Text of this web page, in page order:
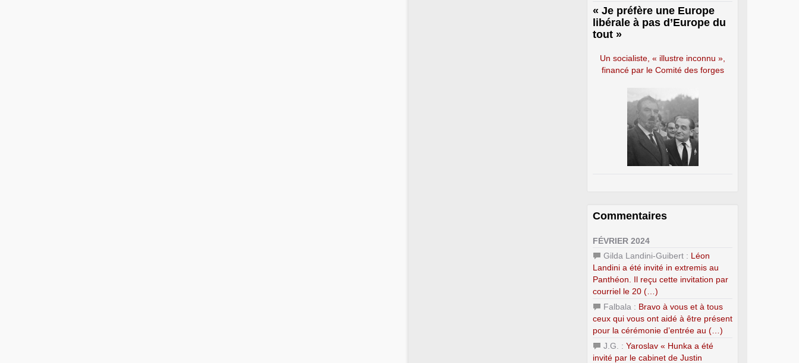
« Je préfère une Europe
libérale à pas d’Europe du
tout »
Un socialiste, « illustre inconnu »,
financé par le Comité des forges
Commentaires
FÉVRIER 2024
Gilda Landini-Guibert : Léon
Landini a été invité in extremis au
Panthéon. Il reçu cette invitation par
courriel le 20 (…)
Falbala : Bravo à vous et à tous
ceux qui vous ont aidé à être présent
pour la cérémonie d’entrée au (…)
J.G. : Yaroslav « Hunka a été
invité par le cabinet de Justin